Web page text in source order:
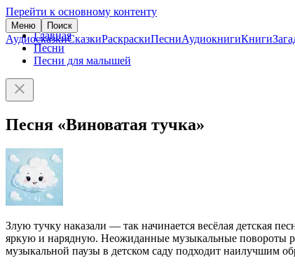
Перейти к основному контенту
Меню Поиск
АудиосказкиСказкиРаскраскиПесниАудиокнигиКниги
Главная
Песни
Песни для малышей
Песня «Виноватая тучка»
Злую тучку наказали — так начинается весёлая детская
яркую и нарядную. Неожиданные музыкальные повороты
музыкальной паузы в детском саду подходит наилучшим